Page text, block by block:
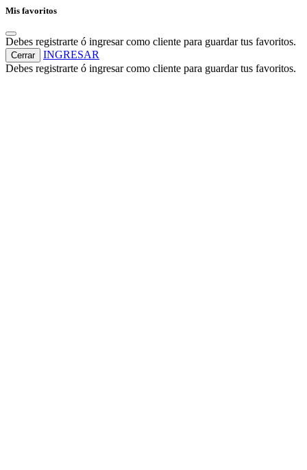
Mis favoritos
Debes registrarte ó ingresar como cliente para guardar tus favoritos.
Cerrar
INGRESAR
Debes registrarte ó ingresar como cliente para guardar tus favoritos.